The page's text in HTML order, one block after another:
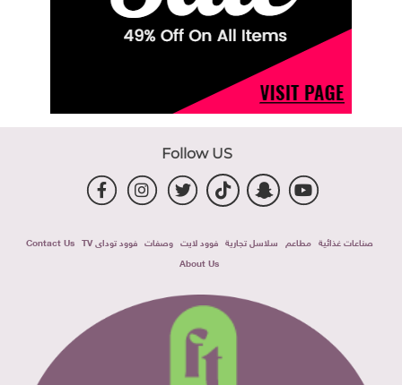
Follow US
صناعات غذائية مطاعم سلاسل تجارية فوود لايت وصفات فوود توداى TV
Contact Us
About Us